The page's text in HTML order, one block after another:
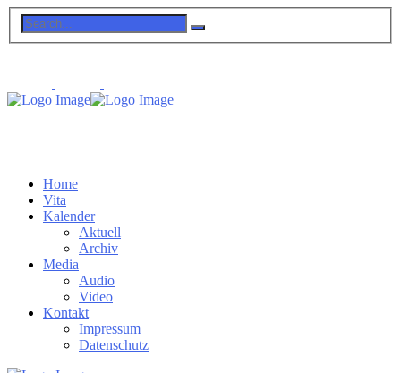
Home
Vita
Kalender
Aktuell
Archiv
Media
Audio
Video
Kontakt
Impressum
Datenschutz